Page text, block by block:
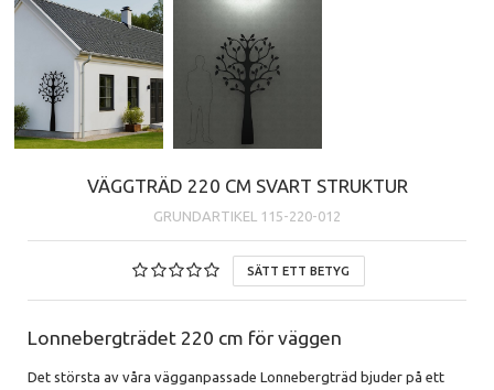
VÄGGTRÄD 220 CM SVART STRUKTUR
GRUNDARTIKEL 115-220-012
SÄTT ETT BETYG
Lonnebergträdet 220 cm för väggen
Det största av våra vägganpassade Lonnebergträd bjuder på ett